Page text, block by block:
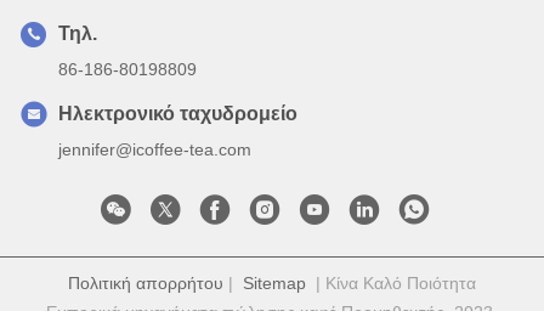
Τηλ.
86-186-80198809
Ηλεκτρονικό ταχυδρομείο
jennifer@icoffee-tea.com
Πολιτική απορρήτου | Sitemap | Κίνα Καλό Ποιότητα